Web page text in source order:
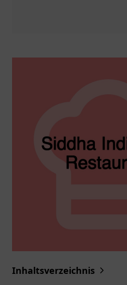
Inhaltsverzeichnis